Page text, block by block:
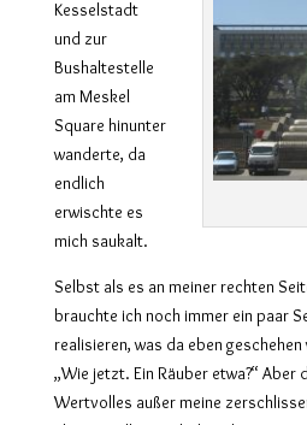
Kesselstadt
und zur
Bushaltestelle
am Meskel
Square hinunter
wanderte, da
endlich
erwischte es
mich saukalt.
Selbst als es an meiner rechten
brauchte ich noch immer ein paar
realisieren, was da eben geschehen
„Wie jetzt. Ein Räuber etwa?“ Aber
Wertvolles außer meine